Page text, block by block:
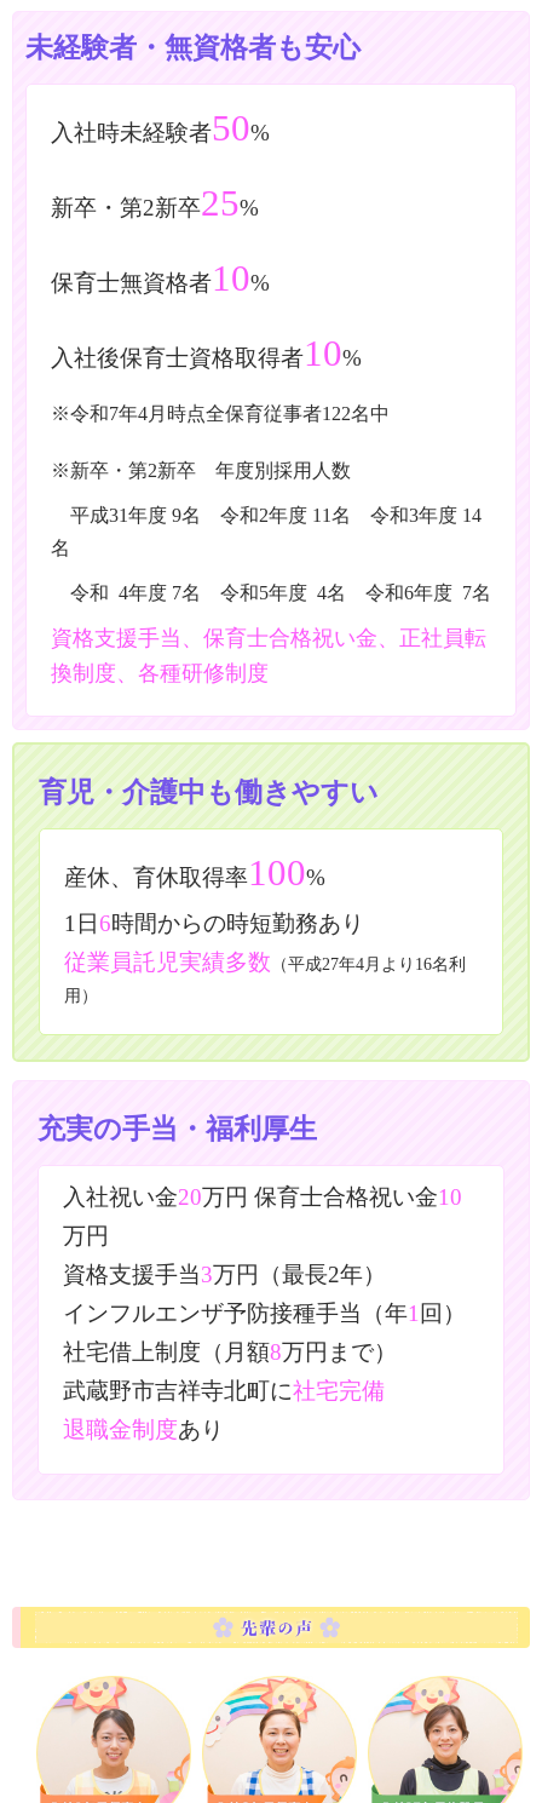
未経験者・無資格者も安心
入社時未経験者50%
新卒・第2新卒25%
保育士無資格者10%
入社後保育士資格取得者10%
※令和7年4月時点全保育従事者122名中
※新卒・第2新卒 年度別採用人数
平成31年度 9名 令和2年度 11名 令和3年度 14
名
令和 4年度 7名 令和5年度 4名 令和6年度 7名
資格支援手当、保育士合格祝い金、正社員転
換制度、各種研修制度
育児・介護中も働きやすい
産休、育休取得率100%
1日6時間からの時短勤務あり
従業員託児実績多数 （平成27年4月より16名利
用）
充実の手当・福利厚生
入社祝い金20万円 保育士合格祝い金10
万円
資格支援手当3万円（最長2年）
インフルエンザ予防接種手当（年1回）
社宅借上制度（月額8万円まで）
武蔵野市吉祥寺北町に社宅完備
退職金制度あり